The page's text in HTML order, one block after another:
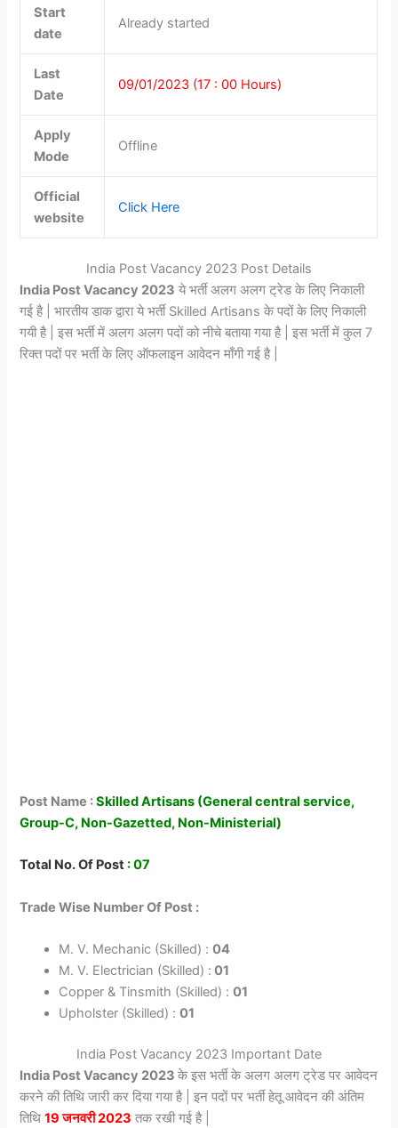
Start
date
Already started
Last
Date
09/01/2023 (17 : 00 Hours)
Apply
Mode
Offline
Official
website
Click Here
India Post Vacancy 2023 Post Details
India Post Vacancy 2023 ये भर्ती अलग अलग ट्रेड के लिए निकाली
गई है | भारतीय डाक द्वारा ये भर्ती Skilled Artisans के पदों के लिए निकाली
गयी है | इस भर्ती में अलग अलग पदों को नीचे बताया गया है | इस भर्ती में कुल 7
रिक्त पदों पर भर्ती के लिए ऑफलाइन आवेदन माँगी गई है |
Post Name :Skilled Artisans (General central service,
Group-C, Non-Gazetted, Non-Ministerial)
Total No. Of Post : 07
Trade Wise Number Of Post :
M. V. Mechanic (Skilled) :04
M. V. Electrician (Skilled) : 01
Copper & Tinsmith (Skilled) :01
Upholster (Skilled) :01
India Post Vacancy 2023 Important Date
India Post Vacancy 2023के इस भर्ती के अलग अलग ट्रेड पर आवेदन
करने की तिथि जारी कर दिया गया है | इन पदों पर भर्ती हेतू आवेदन की अंतिम
तिथि19 जनवरी 2023 तक रखी गई है |